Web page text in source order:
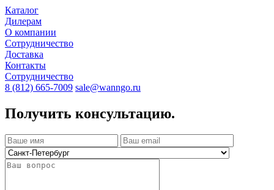
Каталог
Дилерам
О компании
Сотрудничество
Доставка
Контакты
Сотрудничество
8 (812) 665-7009 sale@wanngo.ru
Получить консультацию.